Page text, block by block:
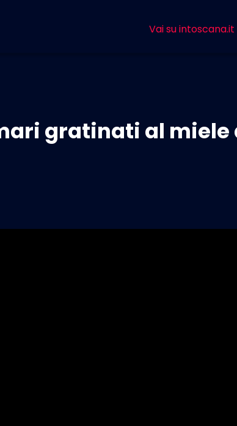
Vai su intoscana.it
gratinati al miele